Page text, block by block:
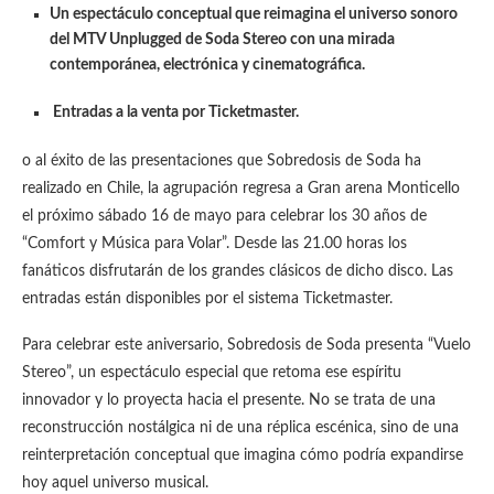
Un espectáculo conceptual que reimagina el universo sonoro
del MTV Unplugged de Soda Stereo con una mirada
contemporánea, electrónica y cinematográfica.
Entradas a la venta por Ticketmaster.
o al éxito de las presentaciones que Sobredosis de Soda ha
realizado en Chile, la agrupación regresa a Gran arena Monticello
el próximo sábado 16 de mayo para celebrar los 30 años de
“Comfort y Música para Volar”. Desde las 21.00 horas los
fanáticos disfrutarán de los grandes clásicos de dicho disco. Las
entradas están disponibles por el sistema Ticketmaster.
Para celebrar este aniversario, Sobredosis de Soda presenta “Vuelo
Stereo”, un espectáculo especial que retoma ese espíritu
innovador y lo proyecta hacia el presente. No se trata de una
reconstrucción nostálgica ni de una réplica escénica, sino de una
reinterpretación conceptual que imagina cómo podría expandirse
hoy aquel universo musical.